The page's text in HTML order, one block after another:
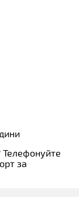
Телефонуйте
за